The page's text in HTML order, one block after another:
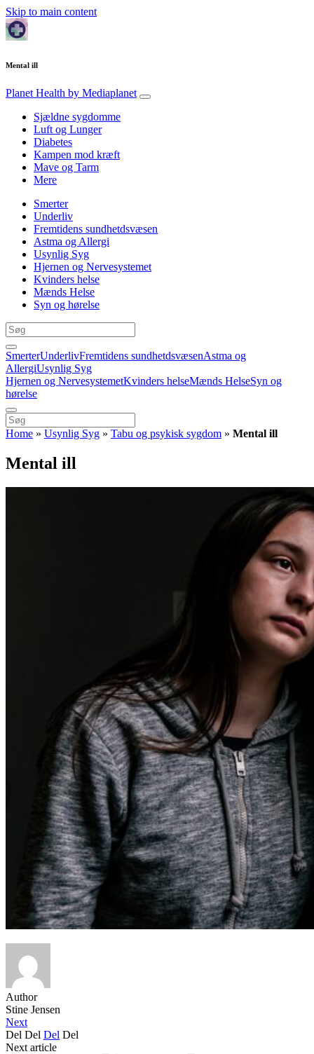
Skip to main content
Mental ill
Planet Health by Mediaplanet
Sjældne sygdomme
Luft og Lunger
Diabetes
Kampen mod kræft
Mave og Tarm
Mere
Smerter
Underliv
Fremtidens sundhetdsvæsen
Astma og Allergi
Usynlig Syg
Hjernen og Nervesystemet
Kvinders helse
Mænds Helse
Syn og hørelse
SmerterUnderlivFremtidens sundhetdsvæsenAstma og
AllergiUsynlig Syg
Hjernen og NervesystemetKvinders helseMænds HelseSyn og
hørelse
Home » Usynlig Syg » Tabu og psykisk sygdom » Mental ill
Mental ill
Author
Stine Jensen
Next
Del Del Del Del
Next article